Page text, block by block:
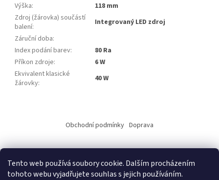
Tento web používá soubory cookie. Dalším procházením
tohoto webu vyjadřujete souhlas s jejich používáním.
Výška:
118 mm
Zdroj (žárovka) součástí
balení:
Integrovaný LED zdroj
Záruční doba:
Index podání barev:
80 Ra
Příkon zdroje:
6 W
Ekvivalent klasické
žárovky: 40 W
a
t
Obchodní podmínky Doprava
Vytvořil Shoptet